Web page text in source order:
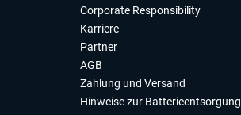
Corporate Responsibility
Karriere
Partner
AGB
Zahlung und Versand
Hinweise zur Batterieentsorgung